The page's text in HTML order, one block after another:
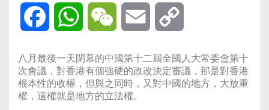
Facebook WhatsAppWeChat Email
八月最後一天閉幕的中國第十二屆全國人大常委會第十
次會議，對香港有個強硬的政改決定審議，那是對香港
根本性的收權，但與之同時，又對中國的地方，大放重
權，這權就是地方的立法權。